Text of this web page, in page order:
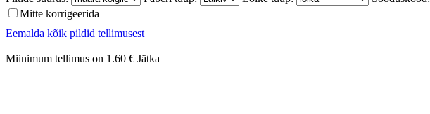
Mitte korrigeerida
Eemalda kõik pildid tellimusest
Miinimum tellimus on 1.60 € Jätka